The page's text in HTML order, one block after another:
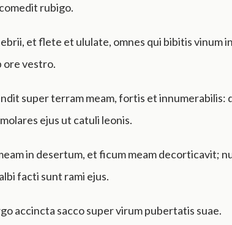
rubigo.
et flete et ululate, omnes qui bibitis vinum
ore vestro.
super terram meam, fortis et innumerabilis:
ejus ut catuli leonis.
in desertum, et ficum meam decorticavit;
facti sunt rami ejus.
accincta sacco super virum pubertatis suae.